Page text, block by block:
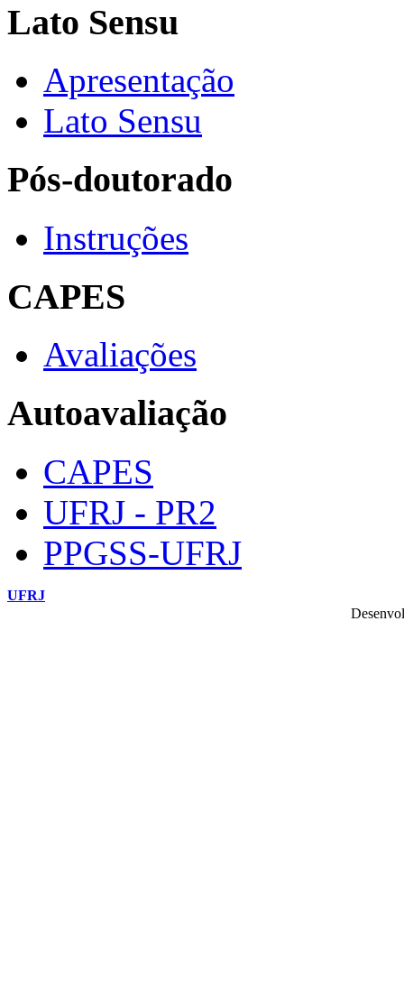
Lato Sensu
Apresentação
Lato Sensu
Pós-doutorado
Instruções
CAPES
Avaliações
Autoavaliação
CAPES
UFRJ - PR2
PPGSS-UFRJ
UFRJ